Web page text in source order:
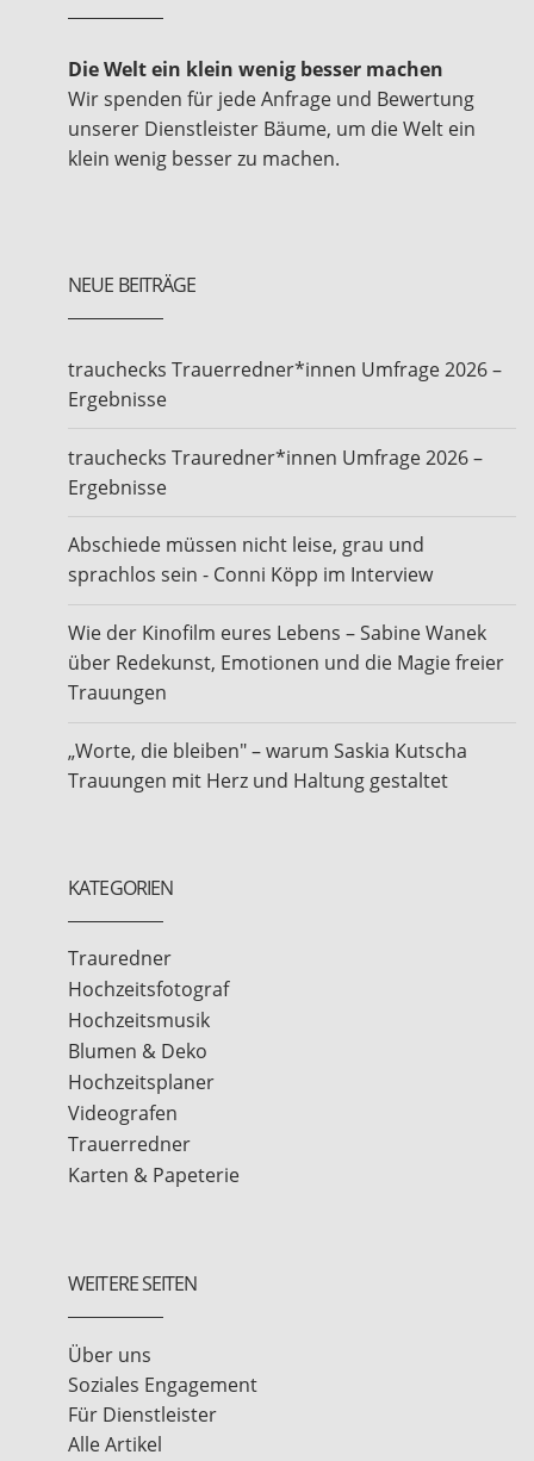
Die Welt ein klein wenig besser machen
Wir spenden für jede Anfrage und Bewertung
unserer Dienstleister Bäume, um die Welt ein
klein wenig besser zu machen.
NEUE BEITRÄGE
trauchecks Trauerredner*innen Umfrage 2026 –
Ergebnisse
trauchecks Trauredner*innen Umfrage 2026 –
Ergebnisse
Abschiede müssen nicht leise, grau und
sprachlos sein - Conni Köpp im Interview
Wie der Kinofilm eures Lebens – Sabine Wanek
über Redekunst, Emotionen und die Magie freier
Trauungen
„Worte, die bleiben" – warum Saskia Kutscha
Trauungen mit Herz und Haltung gestaltet
KATEGORIEN
Trauredner
Hochzeitsfotograf
Hochzeitsmusik
Blumen & Deko
Hochzeitsplaner
Videografen
Trauerredner
Karten & Papeterie
WEITERE SEITEN
Über uns
Soziales Engagement
Für Dienstleister
Alle Artikel